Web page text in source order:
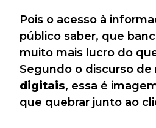
Pois o acesso à
público saber, que
muito mais lucro do
Segundo o discurso de
digitais, essa é
que quebrar junto ao